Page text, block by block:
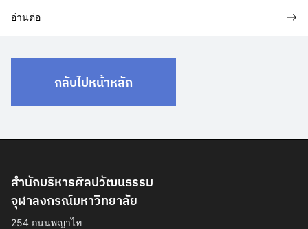
อ่านต่อ
กลับไปหน้าหลัก
สำนักบริหารศิลปวัฒนธรรม
จุฬาลงกรณ์มหาวิทยาลัย
254 ถนนพญาไท